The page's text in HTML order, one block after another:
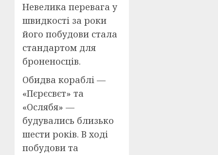
Невелика перевага у
швидкості за роки
його побудови стала
стандартом для
броненосців.
Обидва кораблі —
«Пєрєсвєт» та
«Ослябя» —
будувались близько
шести років. В ході
побудови та